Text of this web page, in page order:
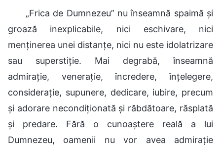
„Frica de Dumnezeu” nu înseamnă spaimă și
groază inexplicabile, nici eschivare, nici
menținerea unei distanțe, nici nu este idolatrizare
sau superstiție. Mai degrabă, înseamnă
admirație, venerație, încredere, înțelegere,
considerație, supunere, dedicare, iubire, precum
și adorare necondiționată și răbdătoare, răsplată
și predare. Fără o cunoaștere reală a lui
Dumnezeu, oamenii nu vor avea admirație